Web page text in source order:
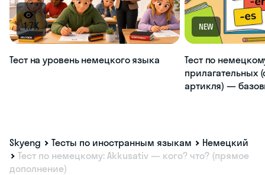
1.7K
Тест на уровень немецкого языка
NEW
Тест по
прилагательных
артикля) —
Skyeng Тесты по иностранным языкам
Немецкий
Тест по немецкому: Akkusativ — кого? что? (прямое
дополнение)